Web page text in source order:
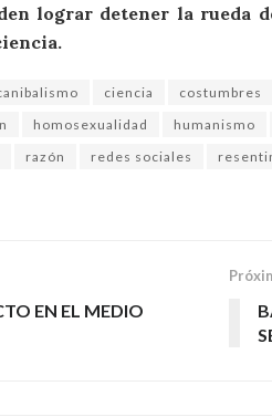
lograr detener la rueda
ciencia costumbres
homosexualidad humanismo
razón redes sociales
EN EL MEDIO